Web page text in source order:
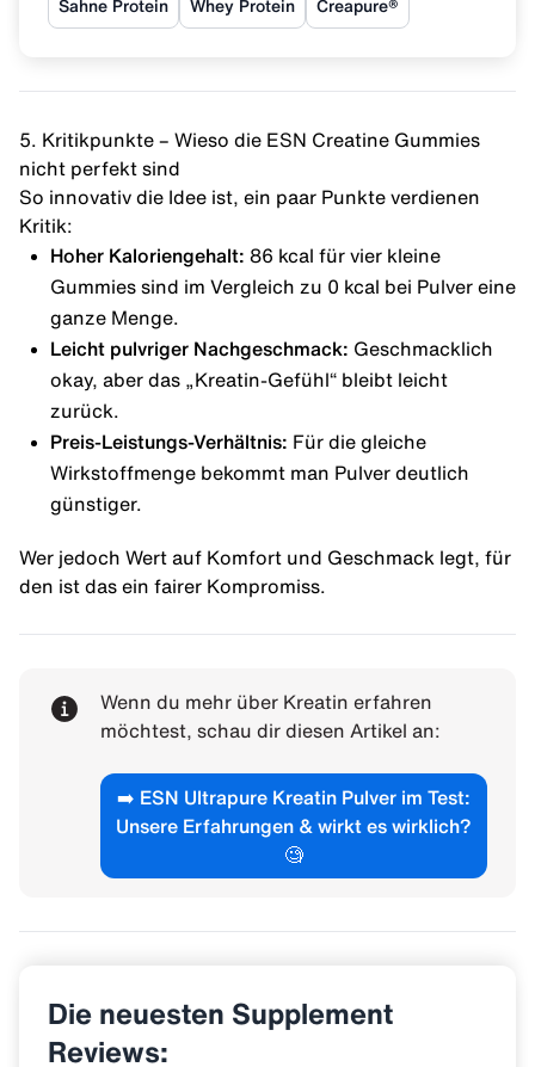
Sahne Protein Whey Protein Creapure®
5. Kritikpunkte – Wieso die ESN Creatine Gummies
nicht perfekt sind
So innovativ die Idee ist, ein paar Punkte verdienen
Kritik:
Hoher Kaloriengehalt: 86 kcal für vier kleine
Gummies sind im Vergleich zu 0 kcal bei Pulver eine
ganze Menge.
Leicht pulvriger Nachgeschmack: Geschmacklich
okay, aber das „Kreatin-Gefühl“ bleibt leicht
zurück.
Preis-Leistungs-Verhältnis: Für die gleiche
Wirkstoffmenge bekommt man Pulver deutlich
günstiger.
Wer jedoch Wert auf Komfort und Geschmack legt, für
den ist das ein fairer Kompromiss.
Wenn du mehr über Kreatin erfahren
möchtest, schau dir diesen Artikel an:
➡️ ESN Ultrapure Kreatin Pulver im Test:
Unsere Erfahrungen & wirkt es wirklich?
🧐
Die neuesten Supplement
Reviews: